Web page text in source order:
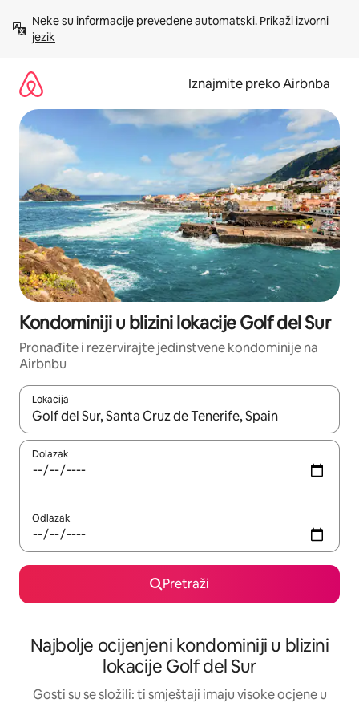
sadržaj
Neke su informacije prevedene automatski. Prikaži izvorni
jezik
Iznajmite preko Airbnba
Kondominiji u blizini lokacije Golf del Sur
Pronađite i rezervirajte jedinstvene kondominije na
Airbnbu
Lokacija
Kada budu dostupni rezultati, moći ćete ih pregledati
Dolazak
Odlazak
Pretraži
Najbolje ocijenjeni kondominiji u blizini
lokacije Golf del Sur
Gosti su se složili: ti smještaji imaju visoke ocjene u